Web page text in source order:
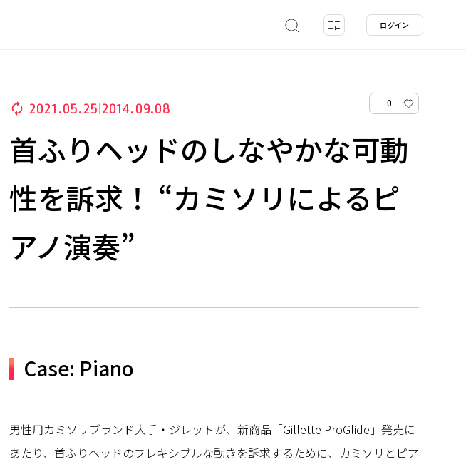
ログイン
2021.05.25 2014.09.08 0
首ふりヘッドのしなやかな可動
性を訴求！ “カミソリによるピ
アノ演奏”
Case: Piano
男性用カミソリブランド大手・ジレットが、新商品「Gillette ProGlide」発売に
あたり、首ふりヘッドのフレキシブルな動きを訴求するために、カミソリとピア